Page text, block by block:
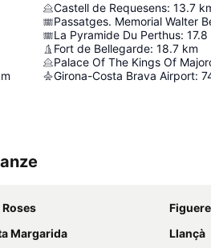
Castell de Requesens: 13.7
Passatges. Memorial Walter
La Pyramide Du Perthus: 17.8
Fort de Bellegarde: 18.7 km
Palace Of The Kings Of
Girona-Costa Brava Airport:
Margarida Llançà